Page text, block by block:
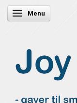
Skifte navigation
Menu